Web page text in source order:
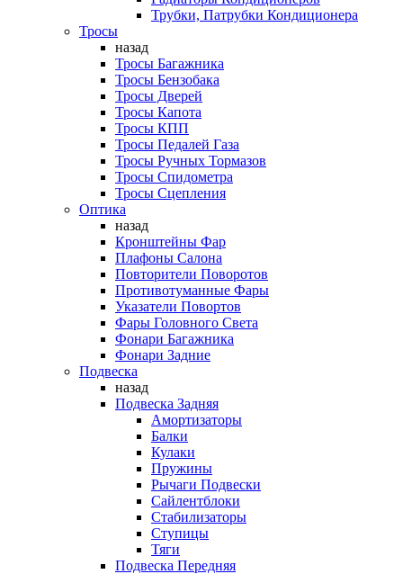
Трубки, Патрубки Кондиционера
Тросы
назад
Тросы Багажника
Тросы Бензобака
Тросы Дверей
Тросы Капота
Тросы КПП
Тросы Педалей Газа
Тросы Ручных Тормазов
Тросы Спидометра
Тросы Сцепления
Оптика
назад
Кронштейны Фар
Плафоны Салона
Повторители Поворотов
Противотуманные Фары
Указатели Повортов
Фары Головного Света
Фонари Багажника
Фонари Задние
Подвеска
назад
Подвеска Задняя
Амортизаторы
Балки
Кулаки
Пружины
Рычаги Подвески
Сайлентблоки
Стабилизаторы
Ступицы
Тяги
Подвеска Передняя